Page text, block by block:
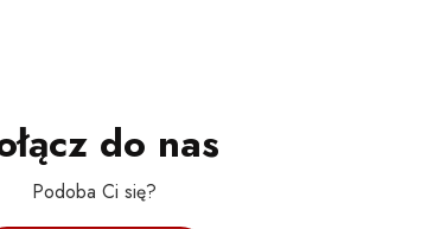
do nas
Podoba Ci się?